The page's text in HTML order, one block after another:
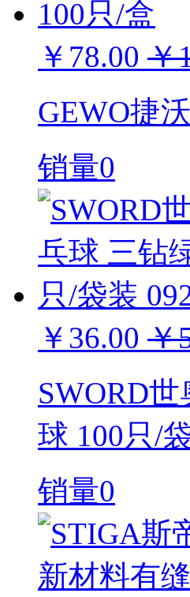
￥78.00 ￥
GEWO捷
销量0
￥36.00 ￥
SWORD
球 100只/
销量0